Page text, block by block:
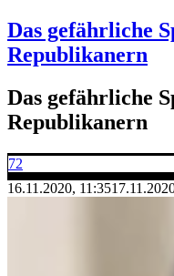
Das gefährliche
Republikanern
Das gefährliche
Republikanern
72
16.11.2020, 11:35